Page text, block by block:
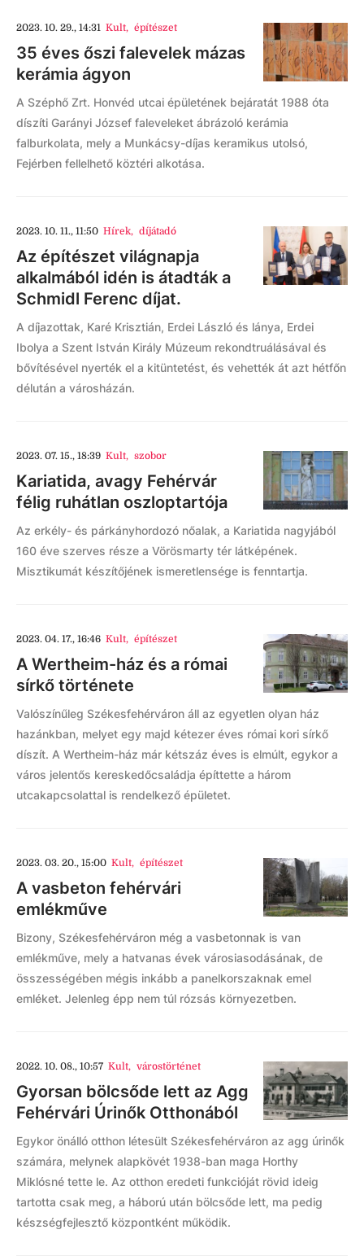
2023. 10. 29., 14:31 Kult, építészet
35 éves őszi falevelek mázas
kerámia ágyon
A Széphő Zrt. Honvéd utcai épületének bejáratát 1988 óta
díszíti Garányi József faleveleket ábrázoló kerámia
falburkolata, mely a Munkácsy-díjas keramikus utolsó,
Fejérben fellelhető köztéri alkotása.
2023. 10. 11., 11:50 Hírek, díjátadó
Az építészet világnapja
alkalmából idén is átadták a
Schmidl Ferenc díjat.
A díjazottak, Karé Krisztián, Erdei László és lánya, Erdei
Ibolya a Szent István Király Múzeum rekondtruálásával és
bővítésével nyerték el a kitüntetést, és vehették át azt hétfőn
délután a városházán.
2023. 07. 15., 18:39 Kult, szobor
Kariatida, avagy Fehérvár
félig ruhátlan oszloptartója
Az erkély- és párkányhordozó nőalak, a Kariatida nagyjából
160 éve szerves része a Vörösmarty tér látképének.
Misztikumát készítőjének ismeretlensége is fenntartja.
2023. 04. 17., 16:46 Kult, építészet
A Wertheim-ház és a római
sírkő története
Valószínűleg Székesfehérváron áll az egyetlen olyan ház
hazánkban, melyet egy majd kétezer éves római kori sírkő
díszít. A Wertheim-ház már kétszáz éves is elmúlt, egykor a
város jelentős kereskedőcsaládja építtette a három
utcakapcsolattal is rendelkező épületet.
2023. 03. 20., 15:00 Kult, építészet
A vasbeton fehérvári
emlékműve
Bizony, Székesfehérváron még a vasbetonnak is van
emlékműve, mely a hatvanas évek városiasodásának, de
összességében mégis inkább a panelkorszaknak emel
emléket. Jelenleg épp nem túl rózsás környezetben.
2022. 10. 08., 10:57 Kult, várostörténet
Gyorsan bölcsőde lett az Agg
Fehérvári Úrinők Otthonából
Egykor önálló otthon létesült Székesfehérváron az agg úrinők
számára, melynek alapkövét 1938-ban maga Horthy
Miklósné tette le. Az otthon eredeti funkcióját rövid ideig
tartotta csak meg, a háború után bölcsőde lett, ma pedig
készségfejlesztő központként működik.